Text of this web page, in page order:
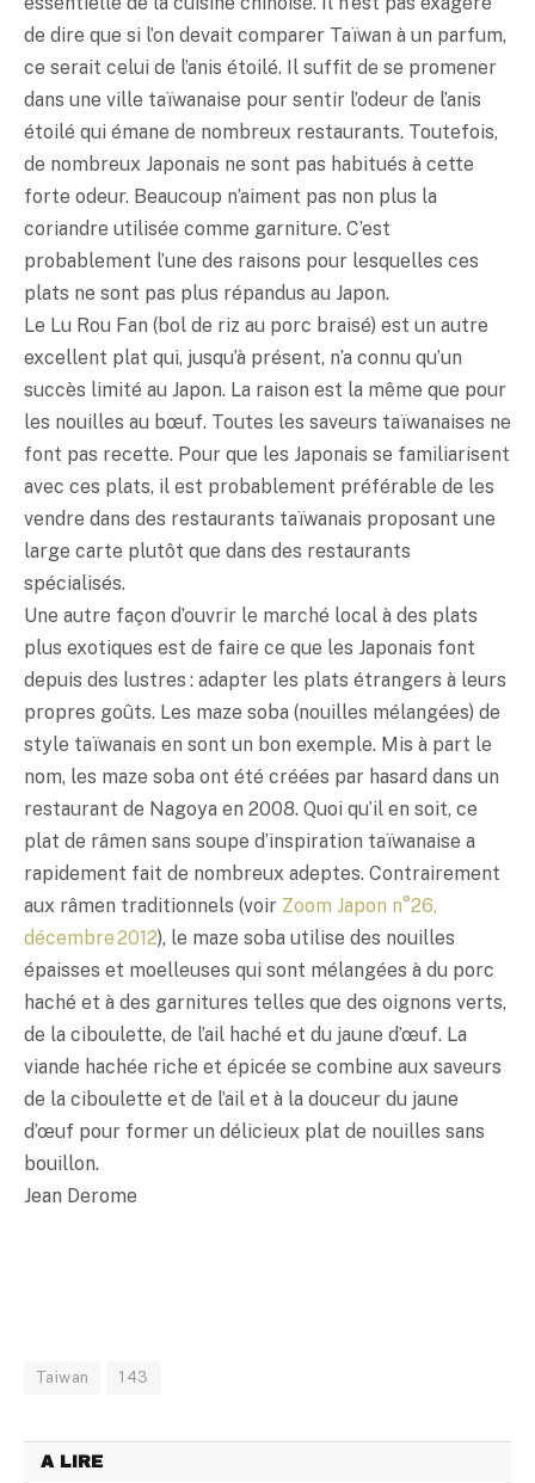
de dire que si l’on devait comparer Taïwan à un parfum,
ce serait celui de l’anis étoilé. Il suffit de se promener
dans une ville taïwanaise pour sentir l’odeur de l’anis
étoilé qui émane de nombreux restaurants. Toutefois,
de nombreux Japonais ne sont pas habitués à cette
forte odeur. Beaucoup n’aiment pas non plus la
coriandre utilisée comme garniture. C’est
probablement l’une des raisons pour lesquelles ces
plats ne sont pas plus répandus au Japon.
Le Lu Rou Fan (bol de riz au porc braisé) est un autre
excellent plat qui, jusqu’à présent, n’a connu qu’un
succès limité au Japon. La raison est la même que pour
les nouilles au bœuf. Toutes les saveurs taïwanaises ne
font pas recette. Pour que les Japonais se familiarisent
avec ces plats, il est probablement préférable de les
vendre dans des restaurants taïwanais proposant une
large carte plutôt que dans des restaurants
spécialisés.
Une autre façon d’ouvrir le marché local à des plats
plus exotiques est de faire ce que les Japonais font
depuis des lustres : adapter les plats étrangers à leurs
propres goûts. Les maze soba (nouilles mélangées) de
style taïwanais en sont un bon exemple. Mis à part le
nom, les maze soba ont été créées par hasard dans un
restaurant de Nagoya en 2008. Quoi qu’il en soit, ce
plat de râmen sans soupe d’inspiration taïwanaise a
rapidement fait de nombreux adeptes. Contrairement
aux râmen traditionnels (voir Zoom Japon n°26,
décembre 2012), le maze soba utilise des nouilles
épaisses et moelleuses qui sont mélangées à du porc
haché et à des garnitures telles que des oignons verts,
de la ciboulette, de l’ail haché et du jaune d’œuf. La
viande hachée riche et épicée se combine aux saveurs
de la ciboulette et de l’ail et à la douceur du jaune
d’œuf pour former un délicieux plat de nouilles sans
bouillon.
Jean Derome
Taiwan 143
A LIRE